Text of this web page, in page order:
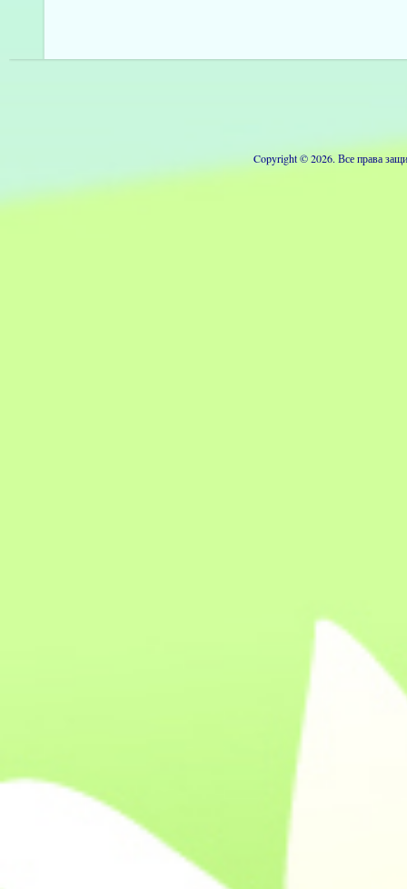
Copyright © 2026. Все права